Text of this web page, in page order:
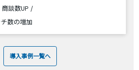
商談数UP
数の増加
導入事例一覧へ